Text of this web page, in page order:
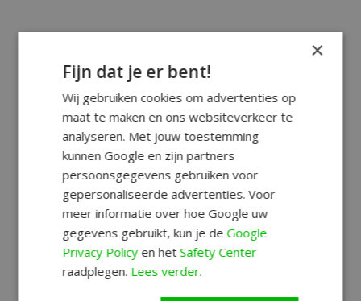
×
Fijn dat je er bent!
Wij gebruiken cookies om advertenties op
maat te maken en ons websiteverkeer te
analyseren. Met jouw toestemming
kunnen Google en zijn partners
persoonsgegevens gebruiken voor
gepersonaliseerde advertenties. Voor
meer informatie over hoe Google uw
gegevens gebruikt, kun je deGoogle
Privacy Policyen hetSafety Center
raadplegen. Lees verder.